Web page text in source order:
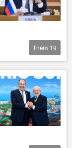
Thêm 19